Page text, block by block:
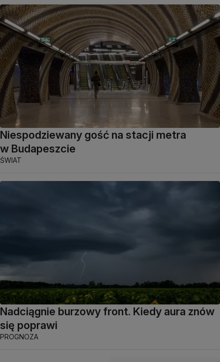
Niespodziewany gość na stacji metra
w Budapeszcie
ŚWIAT
Nadciągnie burzowy front. Kiedy aura znów
się poprawi
PROGNOZA